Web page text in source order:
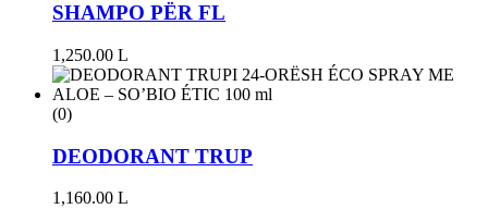
SHAMPO PËR FL
1,250.00 L
(0)
DEODORANT TRUP
1,160.00 L